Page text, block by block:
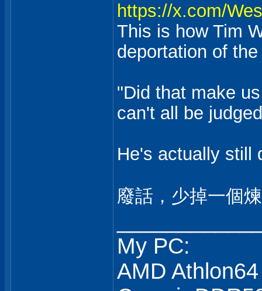
https://x.com/
This is how Tim
deportation of
"Did that make
can't all be
He's actually still
廢話，少掉一個
My PC:
AMD